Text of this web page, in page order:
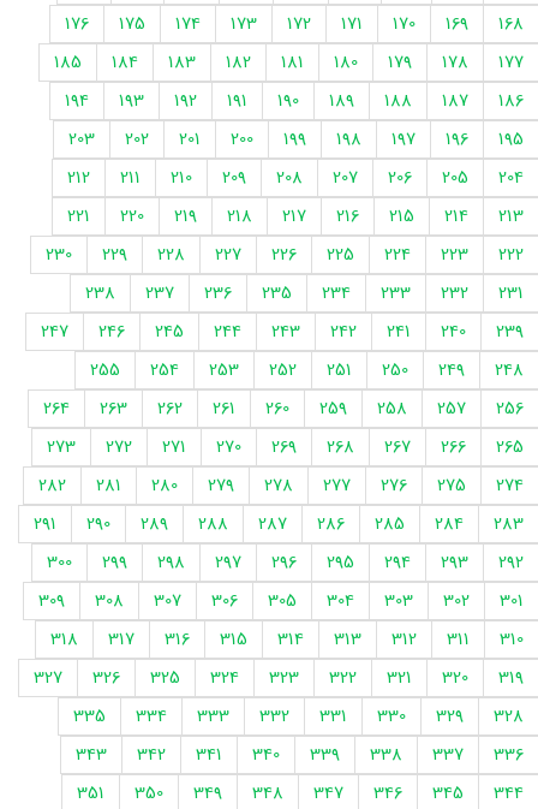
168
169
170
171
172
173
174
175
176
177
178
179
180
181
182
183
184
185
186
187
188
189
190
191
192
193
194
195
196
197
198
199
200
201
202
203
204
205
206
207
208
209
210
211
212
213
214
215
216
217
218
219
220
221
222
223
224
225
226
227
228
229
230
231
232
233
234
235
236
237
238
239
240
241
242
243
244
245
246
247
248
249
250
251
252
253
254
255
256
257
258
259
260
261
262
263
264
265
266
267
268
269
270
271
272
273
274
275
276
277
278
279
280
281
282
283
284
285
286
287
288
289
290
291
292
293
294
295
296
297
298
299
300
301
302
303
304
305
306
307
308
309
310
311
312
313
314
315
316
317
318
319
320
321
322
323
324
325
326
327
328
329
330
331
332
333
334
335
336
337
338
339
340
341
342
343
344
345
346
347
348
349
350
351